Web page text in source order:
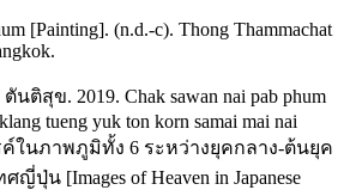
[Painting]. (n.d.-c). Thong Thammachat
นติสุข. 2019. Chak sawan nai pab phum
tueng yuk ton korn samai mai nai
ค์ในภาพภูมิทั้ง 6 ระหว่างยุคกลาง-ต้นยุค
ปุ่น [Images of Heaven in Japanese